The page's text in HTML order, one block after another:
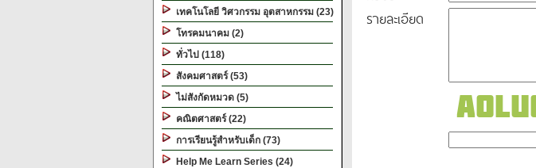
เทคโนโลยี วิศวกรรม อุตสาหกรรม (23)
โทรคมนาคม (2)
ทั่วไป (118)
สังคมศาสตร์ (53)
ไม่สังกัดหมวด (5)
คณิตศาสตร์ (22)
การเรียนรู้สำหรับเด็ก (73)
Help Me Learn Series (24)
รายละเอียด